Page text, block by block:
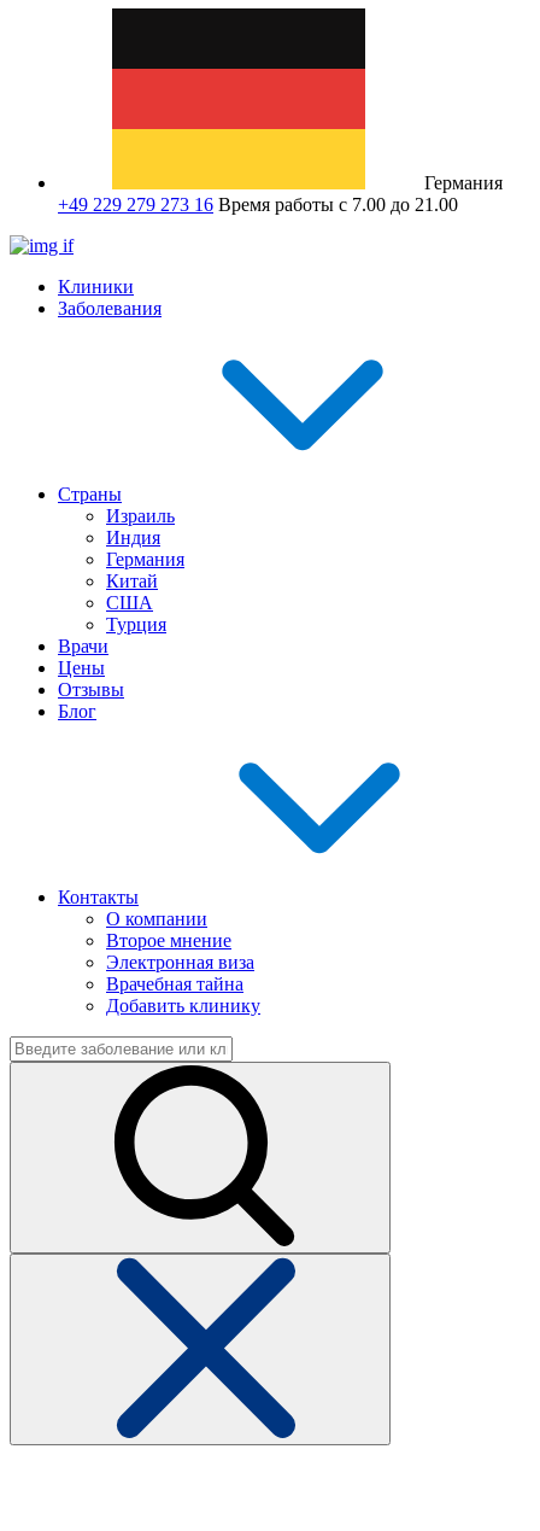
Германия
+49 229 279 273 16 Время работы с 7.00 до 21.00
Клиники
Заболевания
Страны
Израиль
Индия
Германия
Китай
США
Турция
Врачи
Цены
Отзывы
Блог
Контакты
О компании
Второе мнение
Электронная виза
Врачебная тайна
Добавить клинику